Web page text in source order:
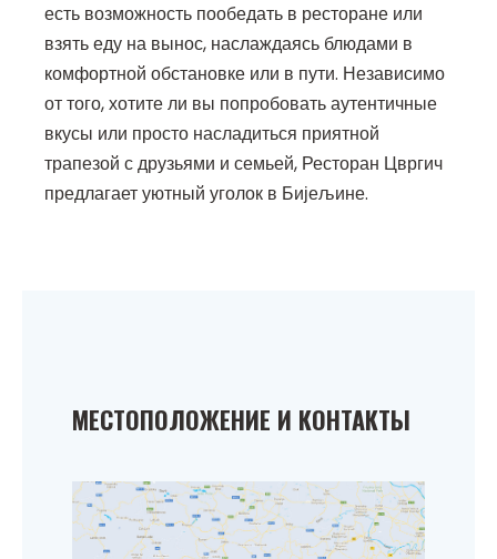
есть возможность пообедать в ресторане или
взять еду на вынос, наслаждаясь блюдами в
комфортной обстановке или в пути. Независимо
от того, хотите ли вы попробовать аутентичные
вкусы или просто насладиться приятной
трапезой с друзьями и семьей, Ресторан Цвргич
предлагает уютный уголок в Бијељине.
МЕСТОПОЛОЖЕНИЕ И КОНТАКТЫ